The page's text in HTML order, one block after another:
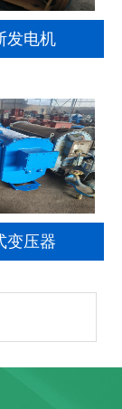
发电机
变压器